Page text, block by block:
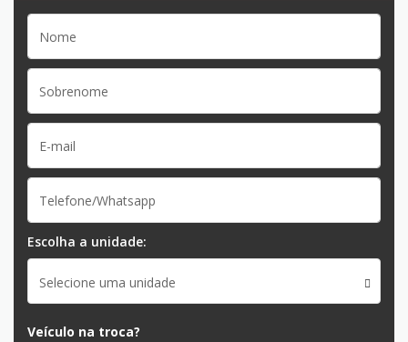
Escolha a unidade:
Selecione uma unidade
Veículo na troca?